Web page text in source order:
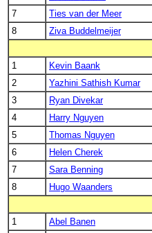
7
Ties van der Meer
8
Ziva Buddelmeijer
1
Kevin Baank
2
Yazhini Sathish Kumar
3
Ryan Divekar
4
Harry Nguyen
5
Thomas Nguyen
6
Helen Cherek
7
Sara Benning
8
Hugo Waanders
1
Abel Banen